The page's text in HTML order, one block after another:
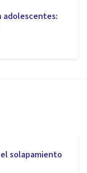
adolescentes:
el solapamiento